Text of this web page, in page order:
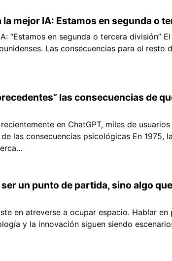
la mejor IA: Estamos en segunda o
“Estamos en segunda o tercera división”
Las consecuencias para el resto
las consecuencias de
en ChatGPT, miles de
las consecuencias psicológicas En 1975,
un punto de partida, sino algo
en atreverse a ocupar espacio. Hablar
y la innovación siguen siendo